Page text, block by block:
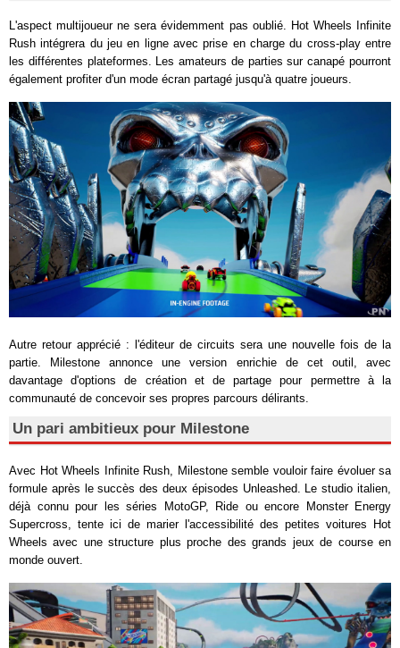
L'aspect multijoueur ne sera évidemment pas oublié. Hot Wheels Infinite
Rush intégrera du jeu en ligne avec prise en charge du cross-play entre
les différentes plateformes. Les amateurs de parties sur canapé pourront
également profiter d'un mode écran partagé jusqu'à quatre joueurs.
Autre retour apprécié : l'éditeur de circuits sera une nouvelle fois de la
partie. Milestone annonce une version enrichie de cet outil, avec
davantage d'options de création et de partage pour permettre à la
communauté de concevoir ses propres parcours délirants.
Un pari ambitieux pour Milestone
Avec Hot Wheels Infinite Rush, Milestone semble vouloir faire évoluer sa
formule après le succès des deux épisodes Unleashed. Le studio italien,
déjà connu pour les séries
MotoGP, Ride ou encore
Monster Energy
Supercross, tente ici de marier l'accessibilité des petites voitures Hot
Wheels avec une structure plus proche des grands jeux de course en
monde ouvert.